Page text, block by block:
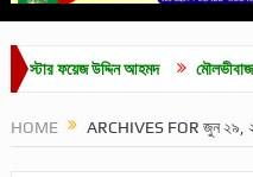
ফয়েজ উদ্দিন আহমদ মৌলভীবাজার
HOME ARCHIVES FOR জুন ২৯,